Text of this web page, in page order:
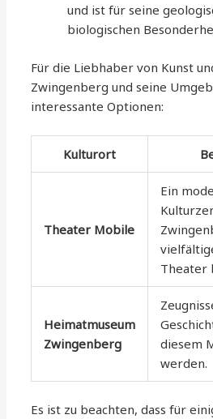
und ist für seine
biologischen
Für die Liebhaber von Kunst
Zwingenberg und seine
interessante Optionen:
Kulturort
Theater Mobile
Ein
Theater
Heimatmuseum
Zwingenberg
diesem
werden.
Es ist zu beachten, dass für